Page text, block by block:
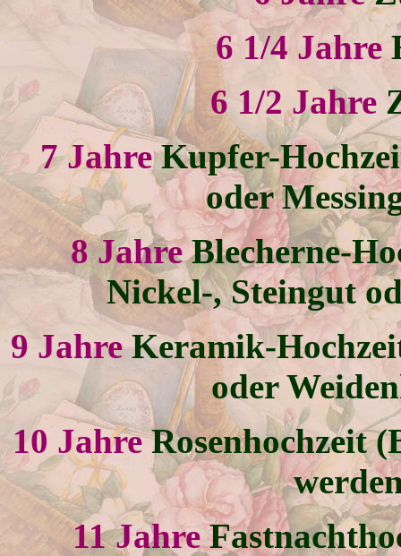
6 1/4 Jahre
6 1/2 Jahre
7 JahreKupfer-
oder
8 JahreBlecherne-
Nickel-, Steingut
9 Jahre Keramik-
oder
10 Jahre Rosenhochzeit
11 Jahre